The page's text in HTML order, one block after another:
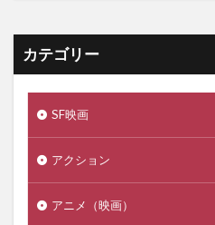
カテゴリー
SF映画
アクション
アニメ（映画）